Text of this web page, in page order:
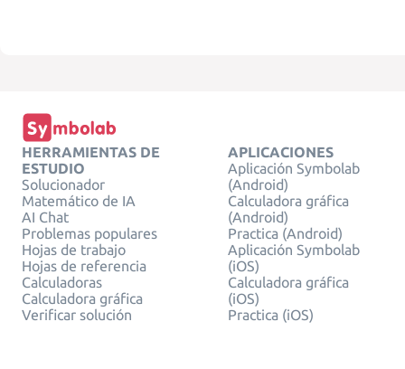
HERRAMIENTAS DE
ESTUDIO
Solucionador
Matemático de IA
AI Chat
Problemas populares
Hojas de trabajo
Hojas de referencia
Calculadoras
Calculadora gráfica
Verificar solución
APLICACIONES
Aplicación Symbolab
(Android)
Calculadora gráfica
(Android)
Practica (Android)
Aplicación Symbolab
(iOS)
Calculadora gráfica
(iOS)
Practica (iOS)